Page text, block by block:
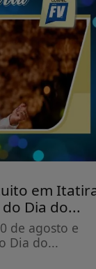
em
Dia do...
de agosto e
Dia do...